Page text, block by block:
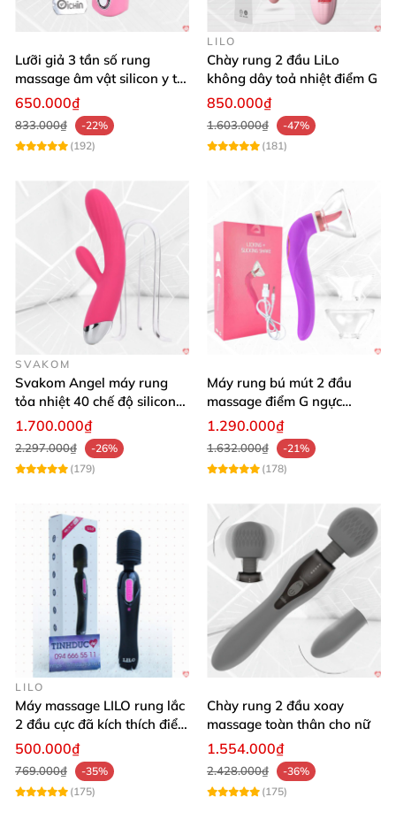
Lưỡi giả 3 tần số rung
massage âm vật silicon y tế
an toàn
650.000₫
833.000₫
-22%
(192)
LILO
Chày rung 2 đầu LiLo
không dây toả nhiệt điểm G
850.000₫
1.603.000₫
-47%
(181)
SVAKOM
Svakom Angel máy rung
tỏa nhiệt 40 chế độ silicon
mềm mịn
1.700.000₫
2.297.000₫
-26%
(179)
Máy rung bú mút 2 đầu
massage điểm G ngực
silicon y tế mềm mại
1.290.000₫
1.632.000₫
-21%
(178)
LILO
Máy massage LILO rung lắc
2 đầu cực đã kích thích điểm
G âm đạo
500.000₫
769.000₫
-35%
(175)
Chày rung 2 đầu xoay
massage toàn thân cho nữ
1.554.000₫
2.428.000₫
-36%
(175)